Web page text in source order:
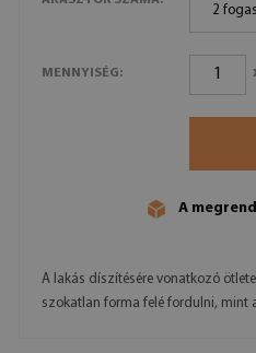
2 fogas
MENNYISÉG:
A
A lakás díszítésére vonatkozó
szokatlan forma felé fordulni, mint